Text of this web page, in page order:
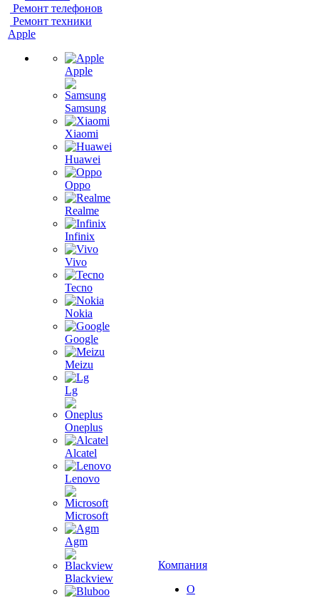
Ремонт телефонов
Ремонт техники
Apple
Apple
Samsung
Xiaomi
Huawei
Oppo
Realme
Infinix
Vivo
Tecno
Nokia
Google
Meizu
Lg
Oneplus
Alcatel
Lenovo
Microsoft
Agm
Blackview
Компания
О